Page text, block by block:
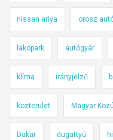
nissan ariya orosz
lakópark autógyár
klíma irányjelző
közterület Magyar
Dakar dugattyú